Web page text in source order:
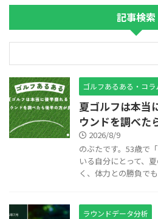
記事検索
ゴルフあるある・コラ
夏ゴルフは本当
ウンドを調べた
2026/8/9
のぶたです。53歳で
いる自分にとって、
く、体力との勝負で
ラウンドデータ分析